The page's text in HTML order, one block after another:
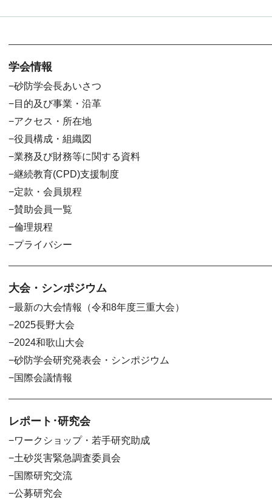
学会情報
砂防学会長あいさつ
目的及び事業・沿革
アクセス・所在地
役員構成・組織図
業務及び財務等に関する資料
継続教育(CPD)支援制度
定款・会員規程
賛助会員一覧
倫理規程
プライバシー
大会・シンポジウム
最新の大会情報（令和8年度三重大会）
2025長野大会
2024和歌山大会
砂防学会研究発表会・シンポジウム
国際会議情報
レポート･研究会
ワークショップ・若手研究助成
土砂災害緊急調査委員会
国際研究交流
公募研究会